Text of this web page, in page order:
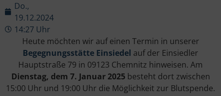
Do.,
19.12.2024
14:27 Uhr
Heute möchten wir auf einen Termin in unserer
Begegnungsstätte Einsiedel auf der Einsiedler
Hauptstraße 79 in 09123 Chemnitz hinweisen. Am
Dienstag, dem 7. Januar 2025besteht dort zwischen
15:00 Uhr und 19:00 Uhr die Möglichkeit zur Blutspende.